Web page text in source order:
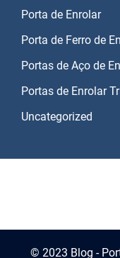
Porta de Enrolar
Porta de Ferro de
Portas de Aço de
Portas de Enrolar
Uncategorized
© 2023 Blog -